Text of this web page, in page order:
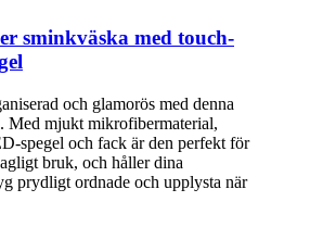
sminkväska med touch-
och glamorös med denna
Med mjukt mikrofibermaterial,
spegel och fack är den perfekt för
bruk, och håller dina
prydligt ordnade och upplysta när